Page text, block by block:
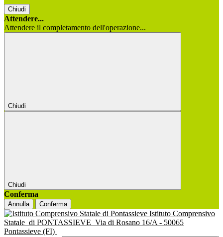
Chiudi
Attendere...
Attendere il completamento dell'operazione...
Chiudi
Chiudi
Conferma
Annulla Conferma
Istituto Comprensivo
Statale di PONTASSIEVE Via di Rosano 16/A - 50065
Pontassieve (FI)